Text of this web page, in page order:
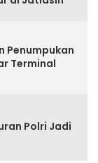
Penumpukan
Terminal
Polri Jadi